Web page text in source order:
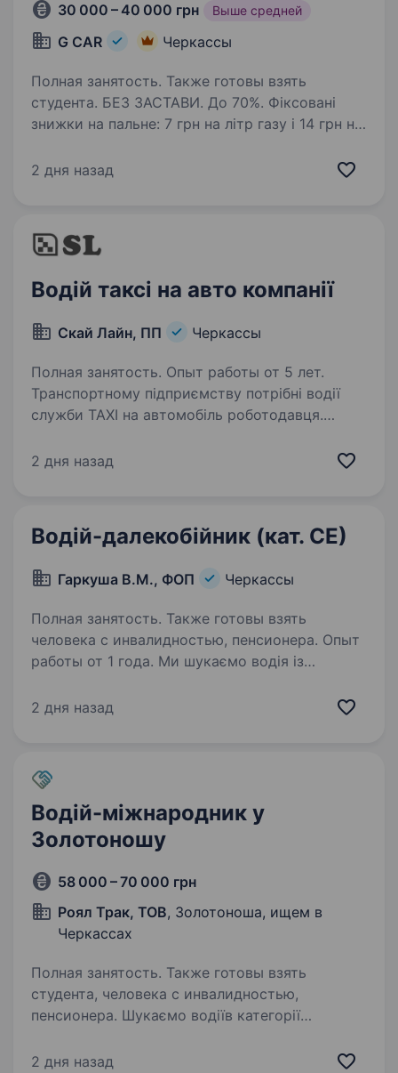
30 000 – 40 000 грн Выше средней
G CAR Черкассы
Полная занятость. Также готовы взять
студента. БЕЗ ЗАСТАВИ. До 70%. Фіксовані
знижки на пальне: 7 грн на літр газу і 14 грн на
водій на авто. Автопарк «G CAR» шукає водія
2 дня назад
Водій таксі на авто компанії
Скай Лайн, ПП Черкассы
Полная занятость. Опыт работы от 5 лет.
Транспортному підприємству потрібні водії
служби ТАХI на автомобіль роботодавця.
не менше 5-и років; знання вулиць м. Черкаси;
2 дня назад
Водій-далекобійник (кат. СЕ)
Гаркуша В.М., ФОП Черкассы
Полная занятость. Также готовы взять
человека с инвалидностью, пенсионера. Опыт
работы от 1 года. Ми шукаємо водія із
рейсів. Задачі: Ведення необхідної
закордонний паспорт, чіп-карта;…
2 дня назад
Водій-міжнародник у
Золотоношу
58 000 – 70 000 грн
Роял Трак, ТОВ, Золотоноша, ищем в
Черкассах
Полная занятость. Также готовы взять
студента, человека с инвалидностью,
пенсионера. Шукаємо водіїв категорії
База в м. Золотоноша Робота закордоном,
2 дня назад